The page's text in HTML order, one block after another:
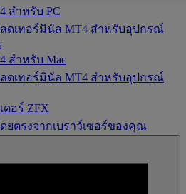
สำหรับ PC
ดเทอร์มินัล MT4 สำหรับอุปกรณ์
สำหรับ Mac
ดเทอร์มินัล MT4 สำหรับอุปกรณ์
ดอร์ ZFX
ยตรงจากเบราว์เซอร์ของคุณ